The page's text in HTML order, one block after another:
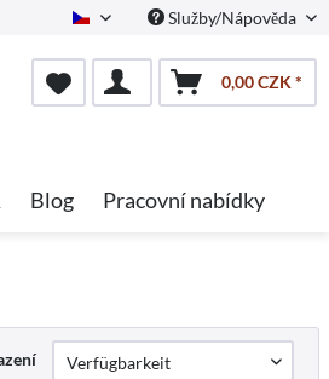
Czech Služby/Nápověda
0,00 CZK *
Blog Pracovní nabídky